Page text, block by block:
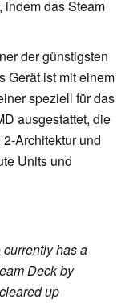
indem das Steam
der günstigsten
Gerät ist mit einem
speziell für das
ausgestattet, die
Architektur und
Units und
has a
Deck by
up